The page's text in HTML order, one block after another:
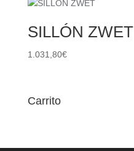
SILLÓN ZWET
1.031,80€
Carrito